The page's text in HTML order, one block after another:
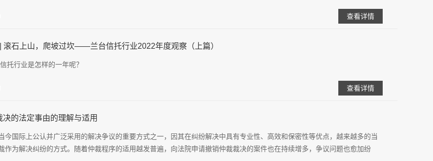
查看详情
滚石上山，爬坡过坎——兰台信托行业2022年度观察（上篇）
托行业是怎样的一年呢？
查看详情
决的法定事由的理解与适用
今国际上公认并广泛采用的解决争议的重要方式之一，因其在纠纷解决中具有专业性、高效和保密性等优点，越来越多的当
作为解决纠纷的方式。随着仲裁程序的适用越发普遍，向法院申请撤销仲裁裁决的案件也在持续增多，争议问题也愈加纷